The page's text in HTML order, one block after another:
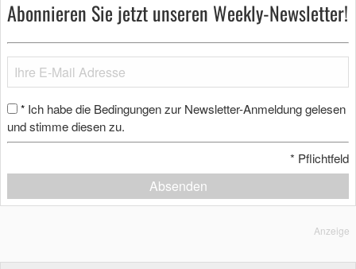
Abonnieren Sie jetzt unseren Weekly-Newsletter!
* Ich habe die Bedingungen zur Newsletter-Anmeldung gelesen
und stimme diesen zu.
* Pflichtfeld
Absenden
Anzeige